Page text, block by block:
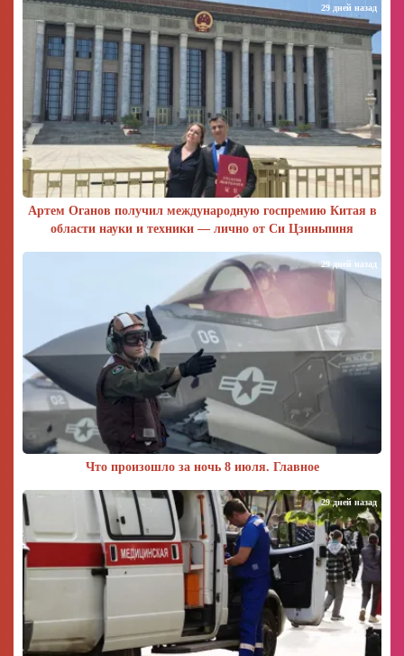
Артем Оганов получил международную госпремию Китая в
области науки и техники — лично от Си Цзиньпиня
29 дней назад
Что произошло за ночь 8 июля. Главное
29 дней назад
29 дней назад